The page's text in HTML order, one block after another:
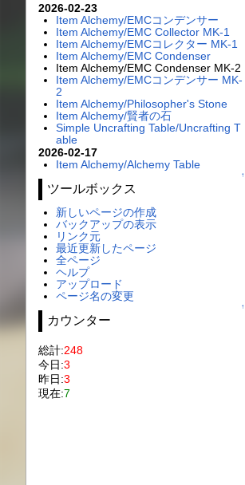
2026-02-23
Item Alchemy/EMCコンデンサー
Item Alchemy/EMC Collector MK-1
Item Alchemy/EMCコレクター MK-1
Item Alchemy/EMC Condenser
Item Alchemy/EMC Condenser MK-2
Item Alchemy/EMCコンデンサー MK-
2
Item Alchemy/Philosopher's Stone
Item Alchemy/賢者の石
Simple Uncrafting Table/Uncrafting T
able
2026-02-17
Item Alchemy/Alchemy Table
↑
ツールボックス
新しいページの作成
バックアップの表示
リンク元
最近更新したページ
全ページ
ヘルプ
アップロード
ページ名の変更
↑
カウンター
総計:248
今日:3
昨日:3
現在:7